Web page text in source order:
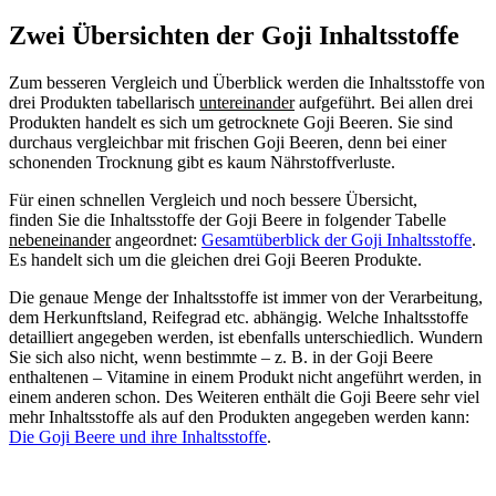
Zwei Übersichten der Goji Inhaltsstoffe
Zum besseren Vergleich und Überblick werden die Inhaltsstoffe von
drei Produkten tabellarisch untereinanderaufgeführt. Bei allen drei
Produkten handelt es sich um getrocknete Goji Beeren. Sie sind
durchaus vergleichbar mit frischen Goji Beeren, denn bei einer
schonenden Trocknung gibt es kaum Nährstoffverluste.
Für einen schnellen Vergleich und noch bessere Übersicht,
finden Sie die Inhaltsstoffe der Goji Beere in folgender Tabelle
nebeneinanderangeordnet: Gesamtüberblick der Goji Inhaltsstoffe.
Es handelt sich um die gleichen drei Goji Beeren Produkte.
Die genaue Menge der Inhaltsstoffe ist immer von der Verarbeitung,
dem Herkunftsland, Reifegrad etc. abhängig. Welche Inhaltsstoffe
detailliert angegeben werden, ist ebenfalls unterschiedlich. Wundern
Sie sich also nicht, wenn bestimmte – z. B. in der Goji Beere
enthaltenen – Vitamine in einem Produkt nicht angeführt werden, in
einem anderen schon. Des Weiteren enthält die Goji Beere sehr viel
mehr Inhaltsstoffe als auf den Produkten angegeben werden kann:
Die Goji Beere und ihre Inhaltsstoffe.